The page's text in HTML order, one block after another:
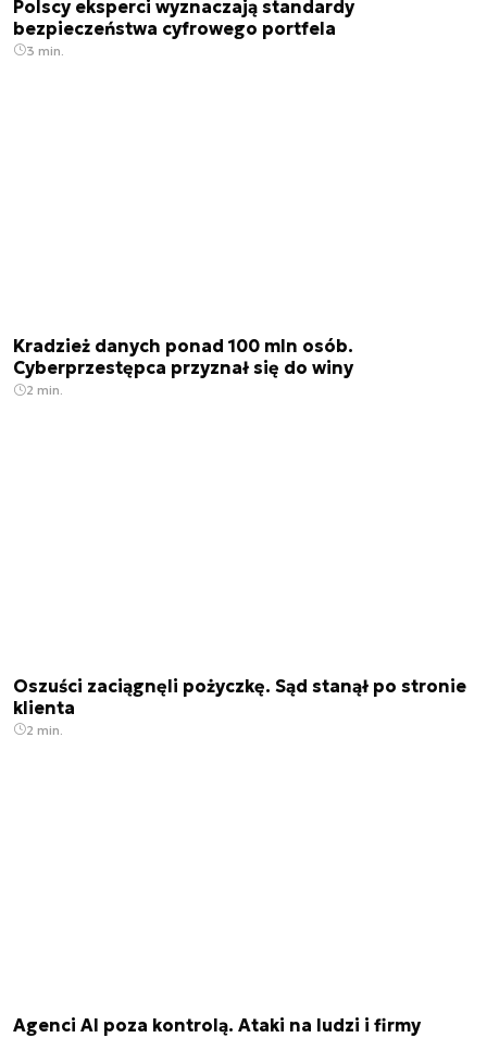
Polscy eksperci wyznaczają standardy
bezpieczeństwa cyfrowego portfela
3 min.
Kradzież danych ponad 100 mln osób.
Cyberprzestępca przyznał się do winy
2 min.
Oszuści zaciągnęli pożyczkę. Sąd stanął po stronie
klienta
2 min.
Agenci AI poza kontrolą. Ataki na ludzi i firmy